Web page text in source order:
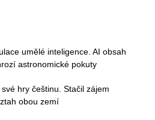
umělé inteligence. AI obsah
astronomické pokuty
hry češtinu. Stačil zájem
obou zemí